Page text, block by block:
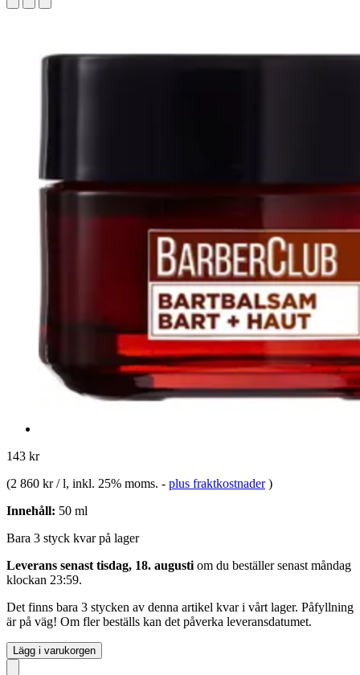
143 kr
(2 860 kr / l, inkl. 25% moms. - plus fraktkostnader )
Innehåll: 50 ml
Bara 3 styck kvar på lager
Leverans senast tisdag, 18. augusti om du beställer senast måndag
klockan 23:59.
Det finns bara 3 stycken av denna artikel kvar i vårt lager. Påfyllning
är på väg! Om fler beställs kan det påverka leveransdatumet.
Lägg i varukorgen